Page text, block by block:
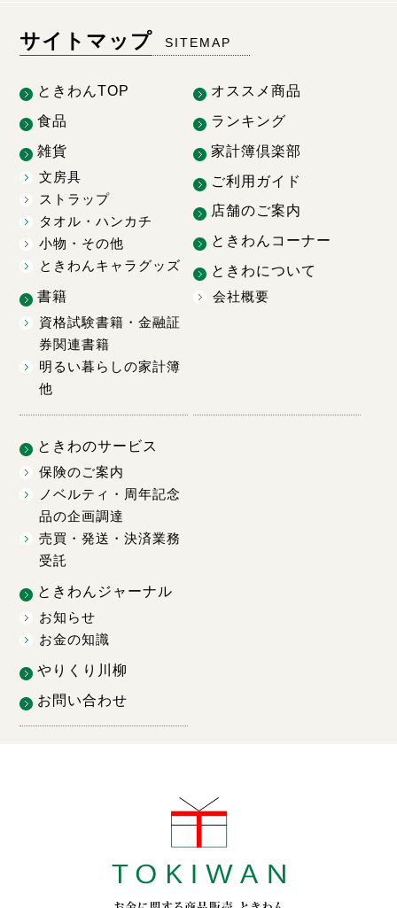
サイトマップ SITEMAP
ときわんTOP
食品
雑貨
文房具
ストラップ
タオル・ハンカチ
小物・その他
ときわんキャラグッズ
書籍
資格試験書籍・金融証
券関連書籍
明るい暮らしの家計簿
他
オススメ商品
ランキング
家計簿倶楽部
ご利用ガイド
店舗のご案内
ときわんコーナー
ときわについて
会社概要
ときわのサービス
保険のご案内
ノベルティ・周年記念
品の企画調達
売買・発送・決済業務
受託
ときわんジャーナル
お知らせ
お金の知識
やりくり川柳
お問い合わせ